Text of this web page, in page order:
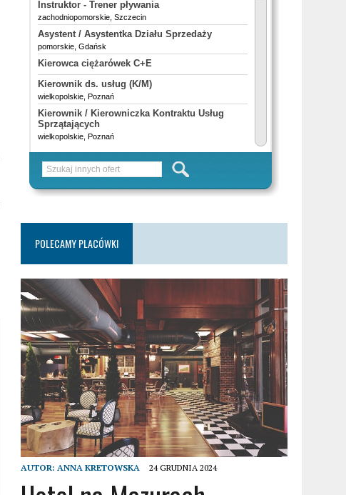
POLECAMY PLACÓWKI
AUTOR: ANNA KRETOWSKA 24 GRUDNIA 2024